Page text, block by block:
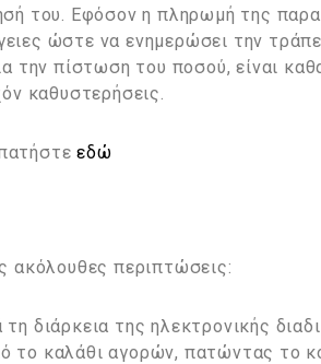
του. Εφόσον η πληρωμή της
ώστε να ενημερώσει την
την πίστωση του ποσού, είναι
καθυστερήσεις.
εδώ
ακόλουθες περιπτώσεις:
διάρκεια της ηλεκτρονικής
καλάθι αγορών, πατώντας το